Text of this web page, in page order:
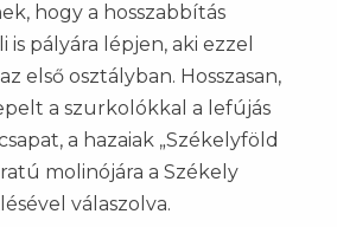
hogy a hosszabbítás
pályára lépjen, aki ezzel
első osztályban. Hosszasan,
a szurkolókkal a lefújás
a hazaiak „Székelyföld
molinójára a Székely
válaszolva.